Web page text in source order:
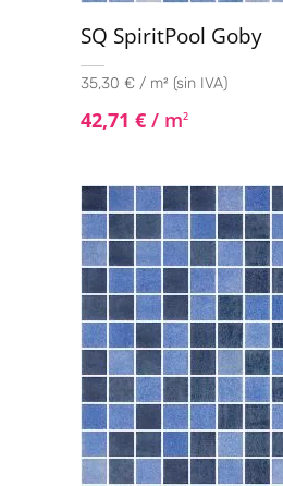
SQ SpiritPool Goby
35,30 € / m² (sin IVA)
42,71 € / m2